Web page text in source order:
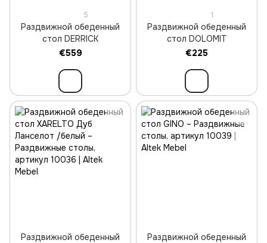
5
Раздвижной обеденный
стол DERRICK
€559
1
Раздвижной обеденный
стол DOLOMIT
€225
Раздвижной обеденный
Раздвижной обеденный